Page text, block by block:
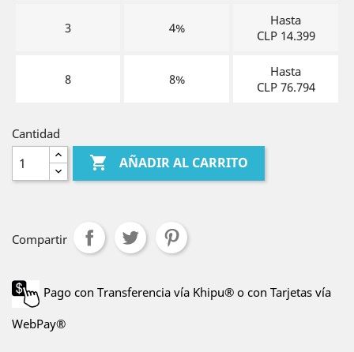
3 4%
Hasta
CLP 14.399
8 8%
Hasta
CLP 76.794
Cantidad
 AÑADIR AL CARRITO
Compartir
Pago con Transferencia vía Khipu® o con Tarjetas vía
WebPay®